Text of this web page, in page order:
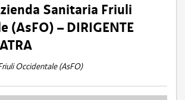
Sanitaria Friuli
(AsFO) – DIRIGENTE
Occidentale (AsFO)